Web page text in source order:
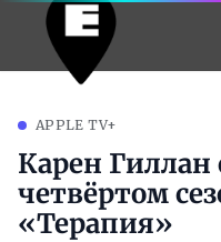
APPLE TV+
Карен Гиллан
четвёртом
«Терапия»